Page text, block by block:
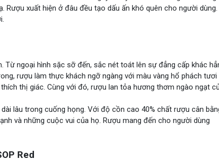
xuất hiện ở đâu đều tạo dấu ấn khó quên cho người dùng.
Từ ngoại hình sặc sỡ đến, sắc nét toát lên sự đẳng cấp khác
rượu làm thực khách ngỡ ngàng với màu vàng hổ phách tươi
thị giác. Cùng với đó, rượu lan tỏa hương thơm ngào ngạt
lâu trong cuống họng. Với độ cồn cao 40% chất rượu cân
và những cuộc vui của họ. Rượu mang đến cho người dùng
Red